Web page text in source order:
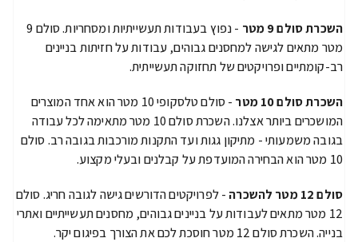
השכרת סולם 9 מטר
- נפוץ בעבודות תעשייתיות ומסחריות. סולם 9
מטר מתאים לגישה למחסנים גבוהים, עבודות על חזיתות בניינים
רב-קומתיים ופרויקטים של תחזוקה תעשייתית.
השכרת סולם 10 מטר
- סולם טלסקופי 10 מטר הוא אחד המוצרים
המושכרים ביותר אצלנו. השכרת סולם 10 מטר מתאימה לכל עבודה
בגובה משמעותי - מתיקון גגות ועד התקנות מורכבות בגובה רב. סולם
10 מטר הוא הבחירה המועדפת על קבלנים ובעלי מקצוע.
סולם 12 מטר להשכרה
- לפרויקטים הדורשים גישה לגובה חריג. סולם
12 מטר מתאים לעבודות על בניינים גבוהים, מחסנים תעשייתיים ואתרי
בנייה. השכרת סולם 12 מטר חוסכת לכם את הצורך בפיגום יקר.